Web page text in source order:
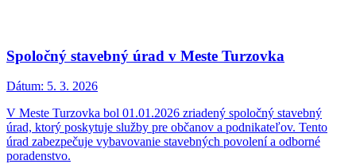
Spoločný stavebný úrad v Meste Turzovka
Dátum: 5. 3. 2026
V Meste Turzovka bol 01.01.2026 zriadený spoločný stavebný
úrad, ktorý poskytuje služby pre občanov a podnikateľov. Tento
úrad zabezpečuje vybavovanie stavebných povolení a odborné
poradenstvo.